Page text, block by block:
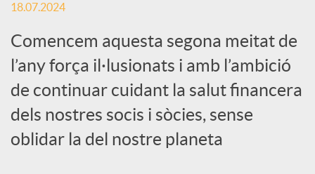
l
i
c
18.07.2024
Comencem aquesta segona meitat de
l’any força il·lusionats i amb l’ambició
de continuar cuidant la salut financera
dels nostres socis i sòcies, sense
oblidar la del nostre planeta